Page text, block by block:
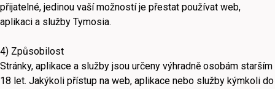
přijatelné, jedinou vaší možností je přestat používat web,
aplikaci a služby Tymosia.
4) Způsobilost
Stránky, aplikace a služby jsou určeny výhradně osobám starším
18 let. Jakýkoli přístup na web, aplikace nebo služby kýmkoli do